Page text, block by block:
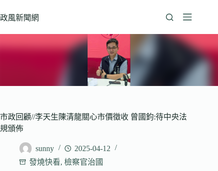
至
政風新聞網
市政回顧//李天生陳清龍關心市價徵收 曾國鈞:待中央法
規頒佈
sunny
2025-04-12
發燒快看, 檢察官治國